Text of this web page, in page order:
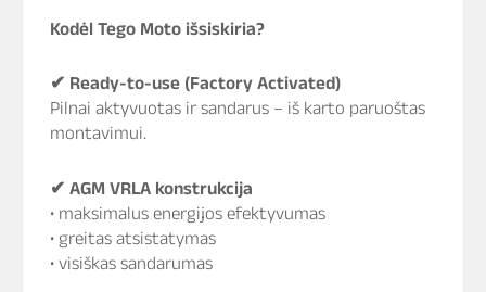
Kodėl Tego Moto išsiskiria?
✔ Ready-to-use (Factory Activated)
Pilnai aktyvuotas ir sandarus – iš karto paruoštas
montavimui.
✔ AGM VRLA konstrukcija
• maksimalus energijos efektyvumas
• greitas atsistatymas
• visiškas sandarumas